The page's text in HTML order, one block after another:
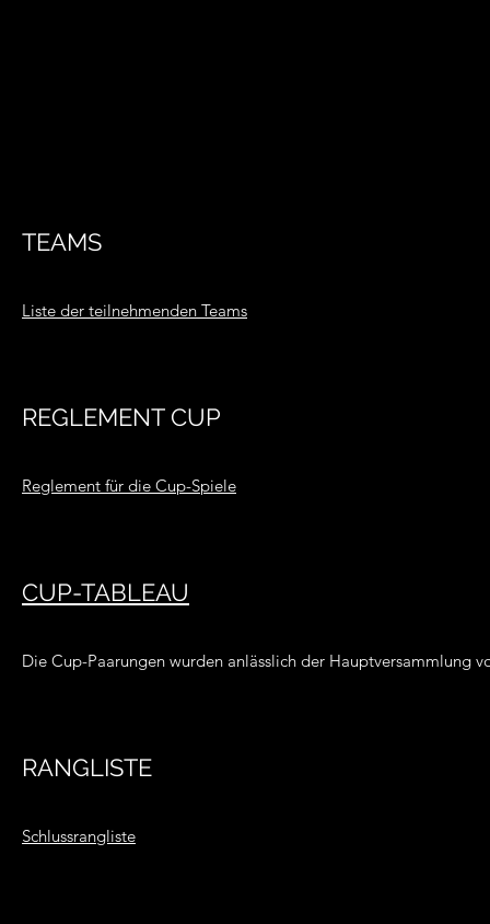
TEAMS
Liste der teilnehmenden Teams
REGLEMENT CUP
Reglement für die Cup-Spiele
CUP-TABLEAU
Die Cup-Paarungen wurden anlässlich der Hauptversammlung
RANGLISTE
Schlussrangliste